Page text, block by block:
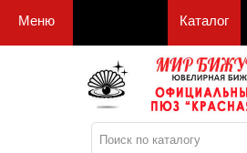
Меню Каталог